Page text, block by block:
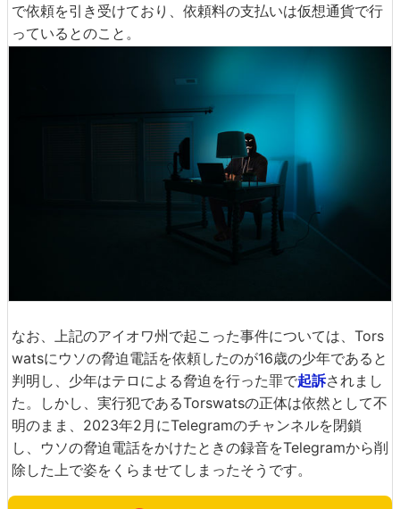
で依頼を引き受けており、依頼料の支払いは仮想通貨で行
っているとのこと。
なお、上記のアイオワ州で起こった事件については、Tors
watsにウソの脅迫電話を依頼したのが16歳の少年であると
判明し、少年はテロによる脅迫を行った罪で起訴されまし
た。しかし、実行犯であるTorswatsの正体は依然として不
明のまま、2023年2月にTelegramのチャンネルを閉鎖
し、ウソの脅迫電話をかけたときの録音をTelegramから削
除した上で姿をくらませてしまったそうです。